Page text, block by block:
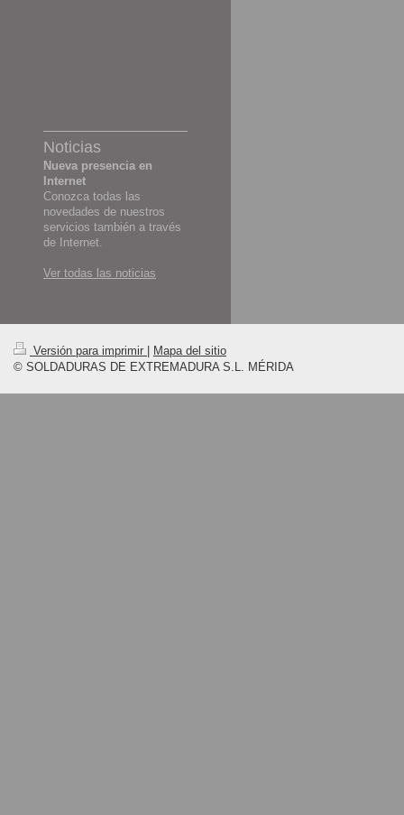
Noticias
Nueva presencia en
Internet
Conozca todas las
novedades de nuestros
servicios también a través
de Internet.
Ver todas las noticias
Versión para imprimir
Mapa del sitio
© SOLDADURAS DE EXTREMADURA S.L. MÉRIDA